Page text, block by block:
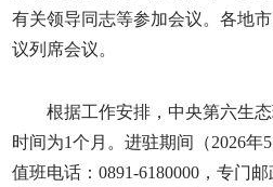
有关领导同志等参加会议。各地
议列席会议。
根据工作安排，中央第六生
时间为1个月。进驻期间（2026
值班电话：0891-6180000，专门